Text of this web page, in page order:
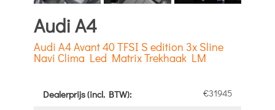
Audi A4
Audi A4 Avant 40 TFSI S edition 3x Sline
Navi Clima Led Matrix Trekhaak LM
Dealerprijs (incl. BTW): €31945